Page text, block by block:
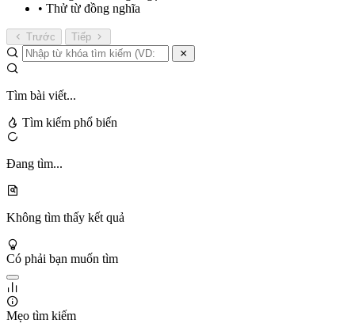
• Thử từ đồng nghĩa
Trước Tiếp
Tìm bài viết...
Tìm kiếm phổ biến
Đang tìm...
Không tìm thấy kết quả
Có phải bạn muốn tìm
Mẹo tìm kiếm